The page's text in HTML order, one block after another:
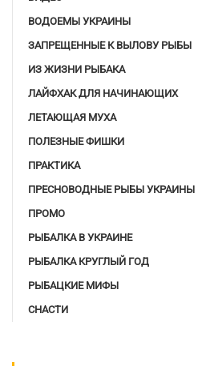
ВОДОЕМЫ УКРАИНЫ
ЗАПРЕЩЕННЫЕ К ВЫЛОВУ РЫБЫ
ИЗ ЖИЗНИ РЫБАКА
ЛАЙФХАК ДЛЯ НАЧИНАЮЩИХ
ЛЕТАЮЩАЯ МУХА
ПОЛЕЗНЫЕ ФИШКИ
ПРАКТИКА
ПРЕСНОВОДНЫЕ РЫБЫ УКРАИНЫ
ПРОМО
РЫБАЛКА В УКРАИНЕ
РЫБАЛКА КРУГЛЫЙ ГОД
РЫБАЦКИЕ МИФЫ
СНАСТИ